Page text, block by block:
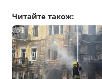
Читайте також: